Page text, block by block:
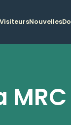
VisiteursNouvelles